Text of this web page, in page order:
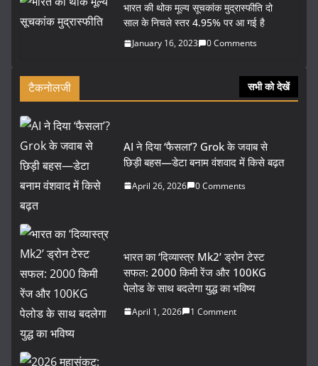
भारत की थोक मूल्य सूचकांक मुद्रास्फीति दो
साल के निचले स्तर 4.95% पर आ गई है
January 16, 2023 0 Comments
टैकनोलजी सभी को देखें
AI ने दिया ‘फैसला’? Grok के जवाब से
छिड़ी बहस—डेटा बनाम वंशवाद में किसे बढ़त
April 26, 2026 0 Comments
भारत का ‘दिव्यास्त्र Mk2’ ड्रोन टेस्ट
सफल: 2000 किमी रेंज और 100KG
पेलोड के साथ बदलेगा युद्ध का भविष्य
April 1, 2026 1 Comment